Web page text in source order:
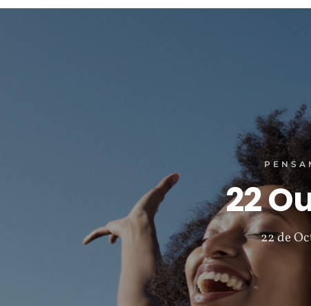
22
22 de